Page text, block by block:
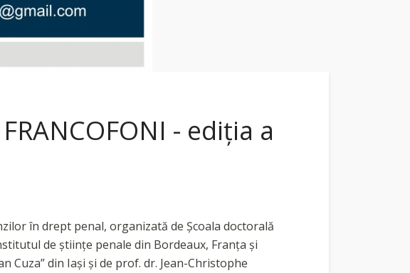
- ediţia a
în drept penal, organizată de Școala doctorală
de științe penale din Bordeaux, Franța și
Cuza” din Iași și de prof. dr. Jean-Christophe